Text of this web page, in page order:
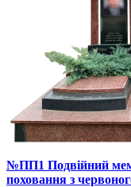
№ПП1 Подвійний
поховання з